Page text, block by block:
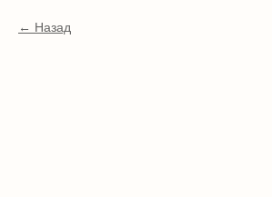
Назад